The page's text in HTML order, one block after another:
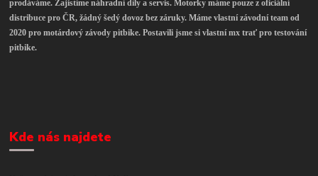
prodáváme. Zajistíme náhradní díly a servis. Motorky máme pouze z oficiální
distribuce pro ČR, žádný šedý dovoz bez záruky. Máme vlastní závodní team od
2020 pro motárdový závody pitbike. Postavili jsme si vlastní mx trať pro testování
pitbike.
Kde nás najdete